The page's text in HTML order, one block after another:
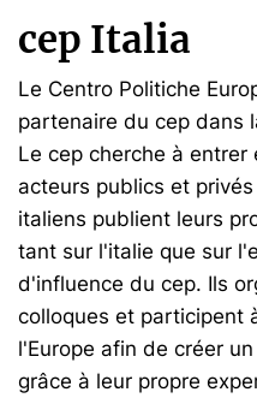
cep Italia
Le Centro Politiche
partenaire du cep dans
Le cep cherche à
acteurs publics et
italiens publient leurs
tant sur l'italie que sur
d'influence du cep. Ils
colloques et participent
l'Europe afin de créer
grâce à leur propre